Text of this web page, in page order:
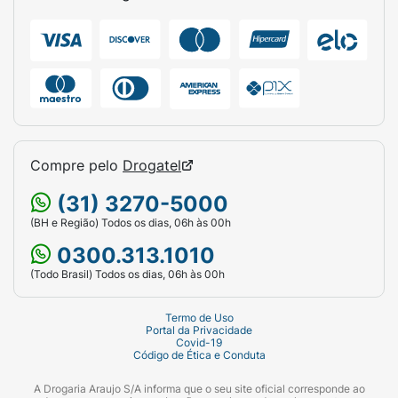
curta. Use-o em churrascos, passeios,
muito estilo.Dica de limpeza: Limpe seu
chinelo com um pano úmido ou uma esponja
bem macia e sabão neutro. Evite o uso de
textura das tiras e o acabamento do pin
metálico. Deixe secar à sombra em local
ventilado.
Ficha Técnica:
Marca:Cartago (Grendene / Ipanema).
Monterrey Casual.
Masculino.
Tamanho:39/40.
Compre pelo Drogatel
(31) 3270-5000
(BH e Região) Todos os dias, 06h às 00h
0300.313.1010
(Todo Brasil) Todos os dias, 06h às 00h
Termo de Uso
Portal da Privacidade
Covid-19
Código de Ética e Conduta
A Drogaria Araujo S/A informa que o seu site oficial corresponde ao